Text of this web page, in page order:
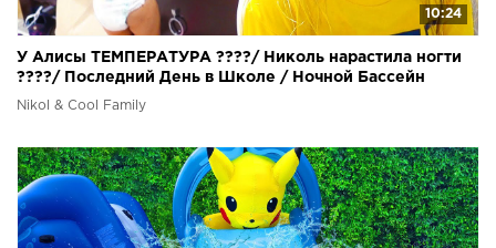
10:24
У Алисы ТЕМПЕРАТУРА ????️/ Николь нарастила ногти
????/ Последний День в Школе / Ночной Бассейн
Nikol & Cool Family